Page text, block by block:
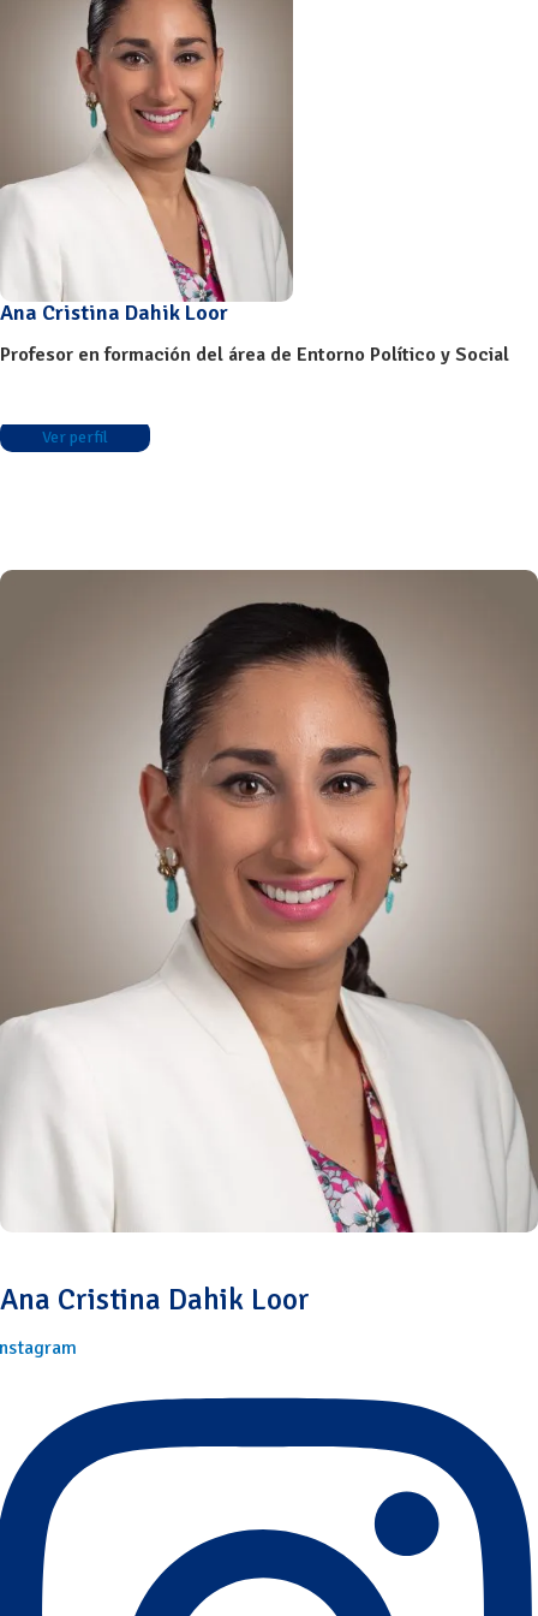
Ana Cristina Dahik Loor
Profesor en formación del área de Entorno Político y Social
Ver perfil
Ana Cristina Dahik Loor